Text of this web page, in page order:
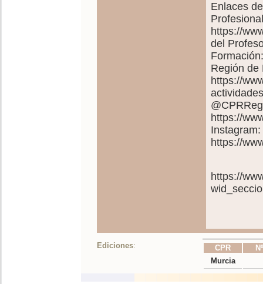
Enlaces
https://
del
Región de
https://
https://
https://
https://
Ediciones: CPR
Murcia